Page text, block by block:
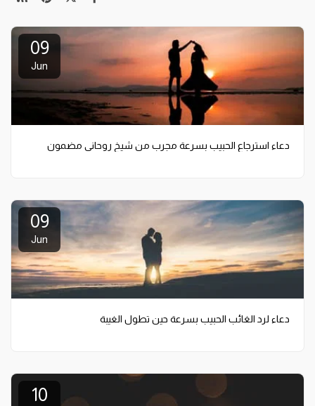
09
Jun
دعاء استرجاع الحبيب بسرعة مجرب من شيخ روحاني مضمون
09
Jun
دعاء لرد الغائب الحبيب بسرعة حين تطول الغيبة
10